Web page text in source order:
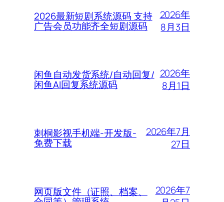
2026最新短剧系统源码 支持
广告会员功能齐全短剧源码
2026年
8月3日
闲鱼自动发货系统/自动回复/
闲鱼AI回复系统源码
2026年
8月1日
刺桐影视手机端-开发版-
免费下载
2026年7月
27日
网页版文件（证照、档案、
2026年7